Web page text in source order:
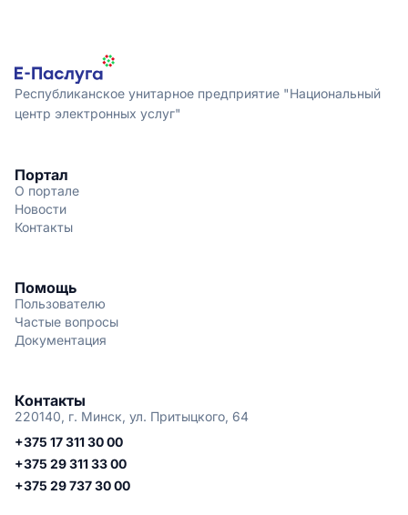
Республиканское унитарное предприятие "Национальный
центр электронных услуг"
Портал
О портале
Новости
Контакты
Помощь
Пользователю
Частые вопросы
Документация
Контакты
220140, г. Минск, ул. Притыцкого, 64
+375 17 311 30 00
+375 29 311 33 00
+375 29 737 30 00